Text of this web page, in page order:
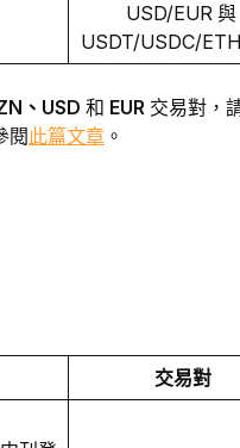
USD/EUR 與
USDT/USDC/
、USD 和 EUR 交易對，
閱 此篇文章 。
交易對